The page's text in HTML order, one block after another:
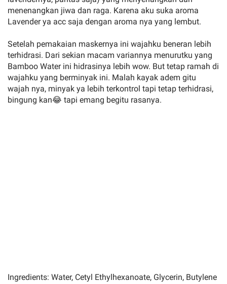
menenangkan jiwa dan raga. Karena aku suka aroma
Lavender ya acc saja dengan aroma nya yang lembut.
Setelah pemakaian maskernya ini wajahku beneran lebih
terhidrasi. Dari sekian macam variannya menurutku yang
Bamboo Water ini hidrasinya lebih wow. But tetap ramah di
wajahku yang berminyak ini. Malah kayak adem gitu
wajah nya, minyak ya lebih terkontrol tapi tetap terhidrasi,
bingung kan😂 tapi emang begitu rasanya.
Ingredients: Water, Cetyl Ethylhexanoate, Glycerin, Butylene